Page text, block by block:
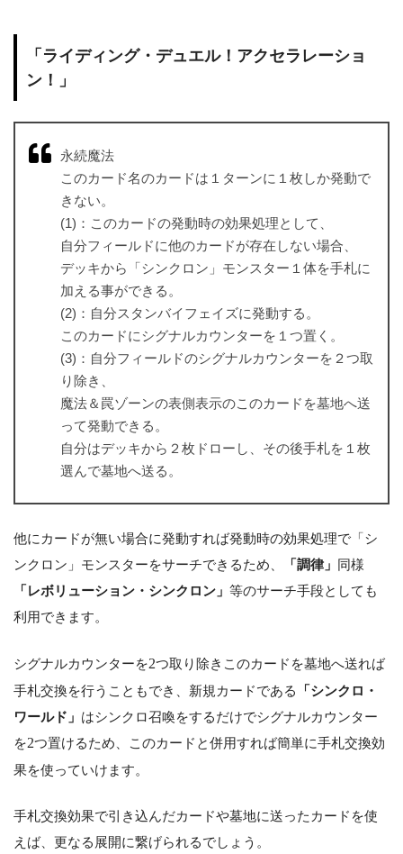
「ライディング・デュエル！アクセラレーショ
ン！」
永続魔法
このカード名のカードは１ターンに１枚しか発動で
きない。
(1)：このカードの発動時の効果処理として、
自分フィールドに他のカードが存在しない場合、
デッキから「シンクロン」モンスター１体を手札に
加える事ができる。
(2)：自分スタンバイフェイズに発動する。
このカードにシグナルカウンターを１つ置く。
(3)：自分フィールドのシグナルカウンターを２つ取
り除き、
魔法＆罠ゾーンの表側表示のこのカードを墓地へ送
って発動できる。
自分はデッキから２枚ドローし、その後手札を１枚
選んで墓地へ送る。
他にカードが無い場合に発動すれば発動時の効果処理で「シ
ンクロン」モンスターをサーチできるため、
「調律」 同様
「レボリューション・シンクロン」 等のサーチ手段としても
利用できます。
シグナルカウンターを2つ取り除きこのカードを墓地へ送れば
手札交換を行うこともでき、新規カードである
「シンクロ・
ワールド」 はシンクロ召喚をするだけでシグナルカウンター
を2つ置けるため、このカードと併用すれば簡単に手札交換効
果を使っていけます。
手札交換効果で引き込んだカードや墓地に送ったカードを使
えば、更なる展開に繋げられるでしょう。